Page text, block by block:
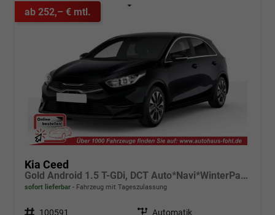
ab 252,– € mtl.
Kia Ceed
Gold Android 1.5 T-GDi, DCT Auto*Navi*WinterPak*Klimaauto*16"*Kamera*PrivacyGlas*
sofort lieferbar Fahrzeug mit Tageszulassung
Fahrzeugnr. 100591 Getriebe Automatik